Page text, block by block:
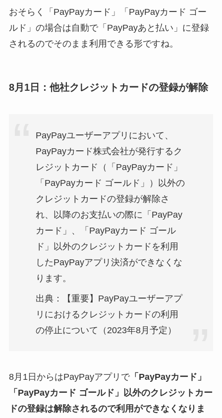
おそらく「 PayPayカード」「PayPayカード ゴー
ルド」の場合は自動で「 PayPayあと払い」に登録
されるのでそのまま利用できる形ですね。
8月1日：他社クレジットカードの登録が解除
PayPayユーザーアプリにおいて、
PayPayカード株式会社が発行するク
レジットカード（「 PayPayカード」
「PayPayカード ゴールド」）以外の
クレジットカードの登録が解除さ
れ、
以降のお支払いの際に「PayPay
カード」、「 PayPayカード ゴール
ド」
以外のクレジットカードを利用
したPayPayアプリ決済ができ なくな
ります。
出典：【重要】PayPayユーザーアプ
リにおけるクレジットカードの利用
の停止について（2023年8月予定）
8月1日からはPayPayアプリで「 PayPayカード」
「PayPayカード ゴールド」以外のクレジットカー
ドの登録は解除されるので利用ができなくなりま